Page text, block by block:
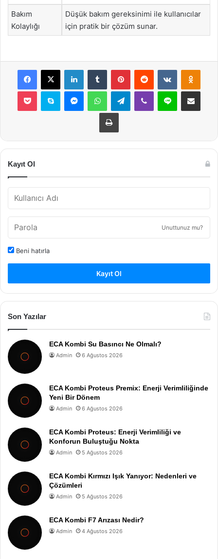
Bakım
Kolaylığı
Düşük bakım gereksinimi ile kullanıcılar
için pratik bir çözüm sunar.
Facebook
X LinkedInTumblr PinterestReddit VKontakte
Pocket Skype MessengerWhatsAppTelegramViber Line E-Posta ile
Yazdır
Kayıt Ol
Unuttunuz mu?
Beni hatırla
Kayıt Ol
Son Yazılar
ECA Kombi Su Basıncı Ne Olmalı?
Admin 6 Ağustos 2026
ECA Kombi Proteus Premix: Enerji Verimliliğinde
Yeni Bir Dönem
Admin 6 Ağustos 2026
ECA Kombi Proteus: Enerji Verimliliği ve
Konforun Buluştuğu Nokta
Admin 5 Ağustos 2026
ECA Kombi Kırmızı Işık Yanıyor: Nedenleri ve
Çözümleri
Admin 5 Ağustos 2026
ECA Kombi F7 Arızası Nedir?
Admin 4 Ağustos 2026